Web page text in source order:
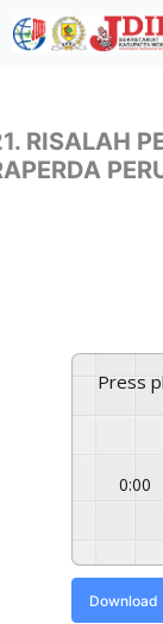
to
RISALAH
Press
0:00
Download